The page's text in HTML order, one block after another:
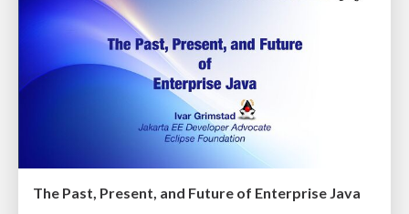
The Past, Present, and Future of Enterprise Java